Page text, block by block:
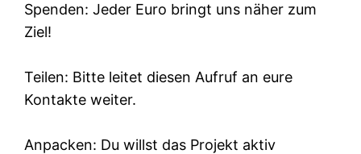
Spenden: Jeder Euro bringt uns näher zum
Ziel!
Teilen: Bitte leitet diesen Aufruf an eure
Kontakte weiter.
Anpacken: Du willst das Projekt aktiv